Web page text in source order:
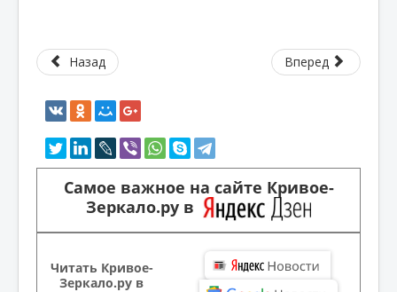
Назад Вперед
Самое важное на сайте Кривое-
Зеркало.ру в
Читать Кривое-
Зеркало.ру в